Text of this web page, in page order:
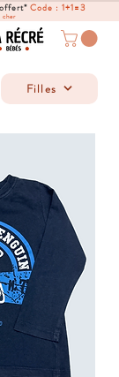
Code : 1+1=3
cher
Filles